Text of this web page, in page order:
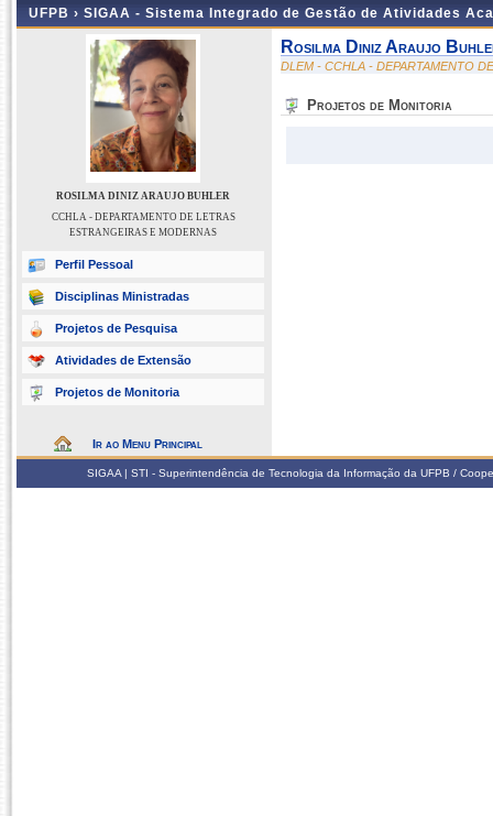
UFPB › SIGAA - Sistema Integrado de Gestão de Atividades
ROSILMA DINIZ ARAUJO BUHLER
CCHLA - DEPARTAMENTO DE LETRAS
ESTRANGEIRAS E MODERNAS
Perfil Pessoal
Disciplinas Ministradas
Projetos de Pesquisa
Atividades de Extensão
Projetos de Monitoria
Ir ao Menu Principal
Rosilma Diniz Araujo
DLEM - CCHLA - DEPARTAMENTO
Projetos de Monitoria
SIGAA | STI - Superintendência de Tecnologia da Informação da UFPB /